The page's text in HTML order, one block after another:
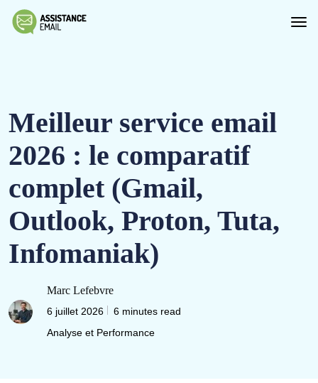
Meilleur service email
2026 : le comparatif
complet (Gmail,
Outlook, Proton, Tuta,
Infomaniak)
Marc Lefebvre
6 juillet 2026
6 minutes read
Analyse et Performance